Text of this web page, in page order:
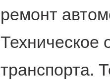
ремонт
Техническое
транспорта.